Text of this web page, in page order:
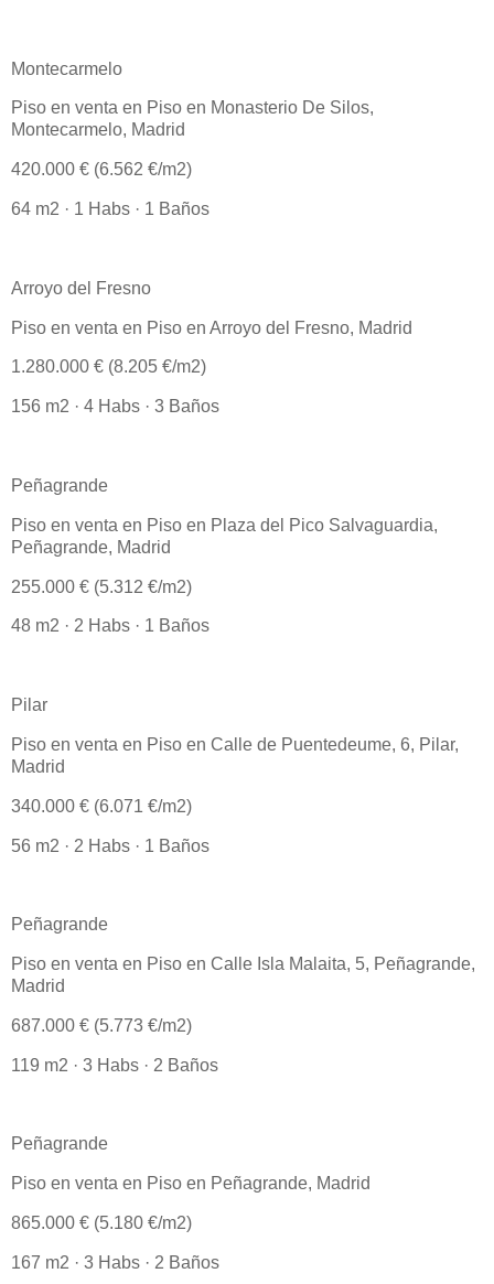
Montecarmelo
Piso en venta en Piso en Monasterio De Silos,
Montecarmelo, Madrid
420.000 € (6.562 €/m2)
64 m2 · 1 Habs · 1 Baños
Arroyo del Fresno
Piso en venta en Piso en Arroyo del Fresno, Madrid
1.280.000 € (8.205 €/m2)
156 m2 · 4 Habs · 3 Baños
Peñagrande
Piso en venta en Piso en Plaza del Pico Salvaguardia,
Peñagrande, Madrid
255.000 € (5.312 €/m2)
48 m2 · 2 Habs · 1 Baños
Pilar
Piso en venta en Piso en Calle de Puentedeume, 6, Pilar,
Madrid
340.000 € (6.071 €/m2)
56 m2 · 2 Habs · 1 Baños
Peñagrande
Piso en venta en Piso en Calle Isla Malaita, 5, Peñagrande,
Madrid
687.000 € (5.773 €/m2)
119 m2 · 3 Habs · 2 Baños
Peñagrande
Piso en venta en Piso en Peñagrande, Madrid
865.000 € (5.180 €/m2)
167 m2 · 3 Habs · 2 Baños